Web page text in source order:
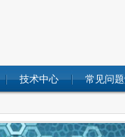
技术中心 常见问